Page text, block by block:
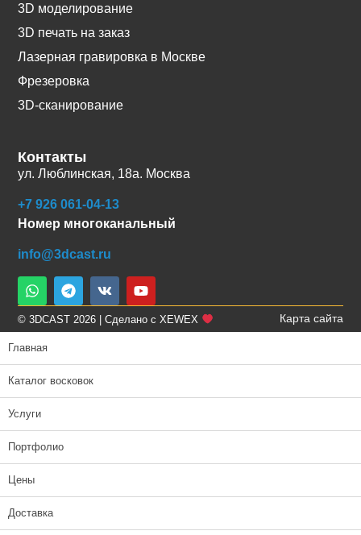
3D моделирование
3D печать на заказ
Лазерная гравировка в Москве
Фрезеровка
3D-сканирование
Контакты
ул. Люблинская, 18а. Москва
+7 926 061-04-13
Номер многоканальный
info@3dcast.ru
© 3DCAST 2026 | Сделано с XEWEX Карта сайта
Главная
Каталог восковок
Услуги
Портфолио
Цены
Доставка